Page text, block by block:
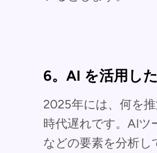
6。AI を活用し
2025年には、何を
時代遅れです。AIツ
などの要素を分析し